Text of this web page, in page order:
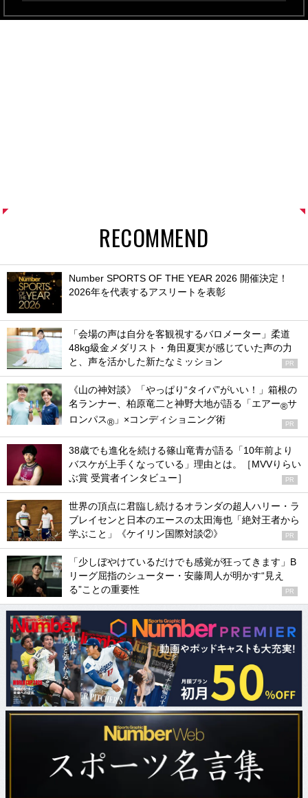
RECOMMEND
Number SPORTS OF THE YEAR 2026 開催決定！
2026年を代表するアスリートを表彰
「会場の声は自分を客観視するバロメーター」柔道
48kg級金メダリスト・角田夏実が感じていた声の力
と、声を活かした新たなミッション
PR
《山の神対談》「やっぱり“タイパ”がいい！」箱根の
名ランナー、柏原竜二と神野大地が語る「エアー®サ
ロンパス® 」×コンディショニング術 PR
38歳でも進化を続ける篠山竜青が語る「10年前より
バスケが上手くなっている」理由とは。［MVVりらい
ぶ賞 受賞者インタビュー］
PR
世界の頂点に君臨し続けるオランダの超人ハリー・ラ
ブレイセンと日本のエースの太田海也「絶対王者から
学ぶこと」《ケイリン国際対談②》
PR
「少しぼやけているだけでも感覚が狂ってきます」B
リーグ屈指のシューター・安藤周人が明かす“見え
る”ことの重要性
PR